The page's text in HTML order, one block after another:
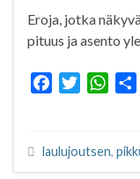
Eroja, jotka
pituus ja asento
e
t
W
t
r
laulujoutsen,